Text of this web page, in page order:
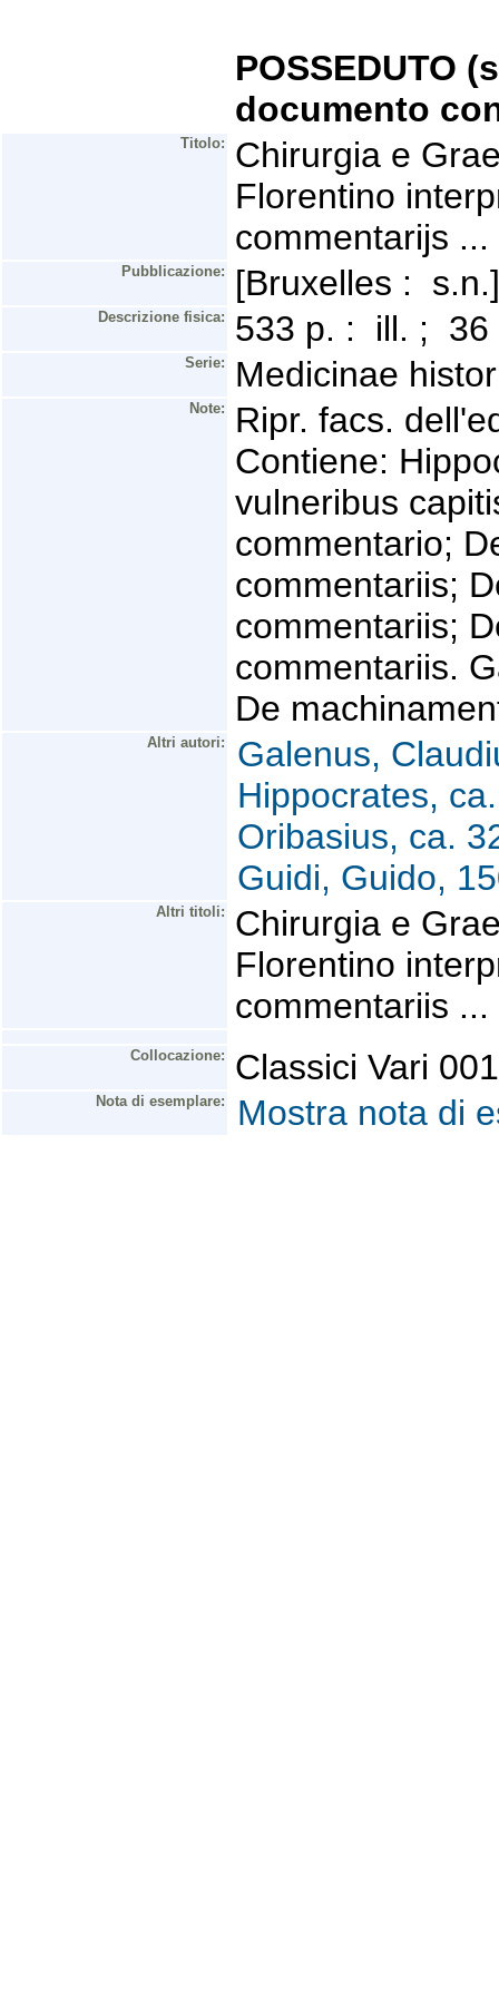
POSSEDUTO
documento
Titolo:
Chirurgia e
Florentino
commentarijs ...
Pubblicazione: [Bruxelles :
Descrizione fisica: 533 p. : ill. ;
Serie: Medicinae
Note:
Ripr. facs.
Contiene:
vulneribus
commentario;
commentariis;
commentariis;
commentariis.
De
Altri autori:
Galenus,
Hippocrates,
Oribasius, ca.
Guidi, Guido,
Altri titoli:
Chirurgia e
Florentino
commentariis ...
Collocazione: Classici Vari 001
Nota di esemplare: Mostra nota di